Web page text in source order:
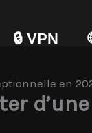
🔒 VPN
en